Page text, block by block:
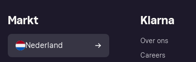
Klarna
Over ons
Careers
Markt
Nederland